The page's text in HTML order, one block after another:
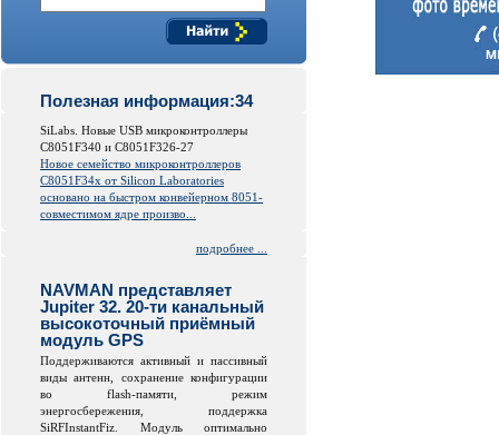
Полезная информация:34
SiLabs. Новые USB микроконтроллеры
C8051F340 и C8051F326-27
Новое семейство микроконтроллеров
C8051F34x от Silicon Laboratories
основано на быстром конвейерном 8051-
совместимом ядре произво...
подробнее ...
NAVMAN представляет
Jupiter 32. 20-ти канальный
высокоточный приёмный
модуль GPS
Поддерживаются активный и пассивный
виды антенн, сохранение конфигурации
во flash-памяти, режим
энергосбережения, поддержка
SiRFInstantFiz. Модуль оптимально